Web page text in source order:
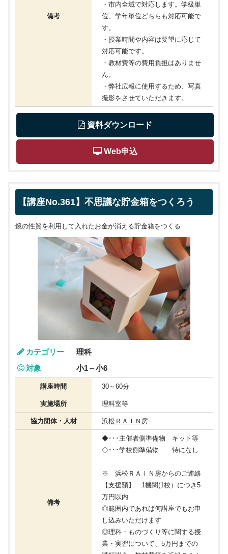
備考
・市内全域で対応します。学級単
位、学年単位どちらも対応可能で
す。
・授業時間や内容は要望に応じて
対応可能です。
・教材費等の費用負担はありませ
ん。
・弊社広報に使用するため、写真
撮影をさせていただきます。
資料ダウンロード
Web申込
【講座No.361】不思議な貯金箱をつくろう
鏡の性質を利用して入れたお金が消える貯金箱をつくる
カテゴリー
理科
対象
小1～小6
講座時間 30～60分
実施場所 理科室等
協力団体・人材 浜松ＲＡＩＮ房
備考
◆･･･主催者側準備物 キット等
◇･･･学校側準備物 特になし
※ 浜松ＲＡＩＮ房からのご連絡
【支援額】 1機関(1校）につき5
万円以内
◎範囲内であれば何講座でもお申
し込みいただけます
◎理科・ものづくり等に関する授
業・実習について、5万円までの